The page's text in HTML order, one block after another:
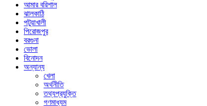
আমার বরিশাল
ঝালকাঠি
পটুয়াখালী
পিরোজপুর
বরগুনা
ভোলা
বিনোদন
অন্যান্য
খেলা
অর্থনীতি
তথ্যপ্রযুক্তি
গণমাধ্যম